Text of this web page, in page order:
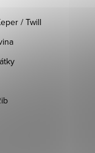
/ Twill